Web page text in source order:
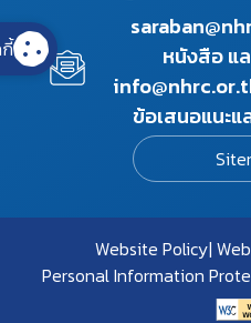
หนังสือ แ
ข้อเสนอแนะแ
Website Policy
Personal Information